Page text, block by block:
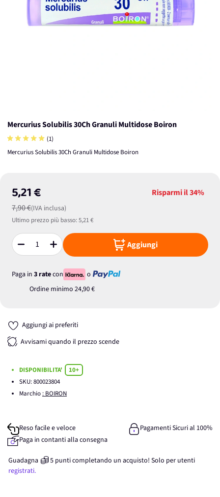
Mercurius Solubilis 30Ch Granuli Multidose Boiron
(1)
Mercurius Solubilis 30Ch Granuli Multidose Boiron
5,21 €
7,90 €(IVA inclusa)
Risparmi il34%
Ultimo prezzo più basso:5,21 €
Quantità Aggiungi
Paga in 3 ratecon
o
Ordine minimo 24,90 €
Aggiungi ai preferiti
Avvisami quando il prezzo scende
DISPONIBILITA'
10+
SKU:800023804
Marchio : BOIRON
Reso facile e veloce
Pagamenti Sicuri al 100%
Paga in contanti alla consegna
Guadagna 5 punticompletando un acquisto! Solo per utenti
registrati.